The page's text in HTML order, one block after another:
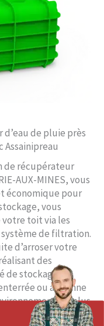
de pluie près
Assainipreau
de récupérateur
AUX-MINES, vous
économique pour
vous
toit via les
de filtration.
d’arroser votre
des
de stockage
ou aérienne
En plus
la sécurité de